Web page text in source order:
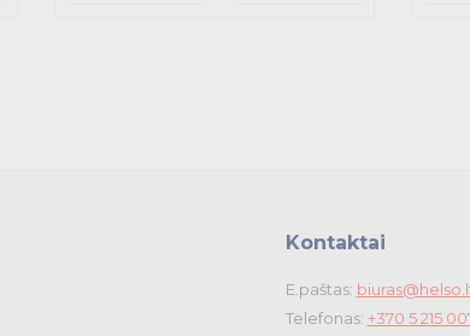
Kontaktai
E.paštas:
Telefonas: +370 5 215